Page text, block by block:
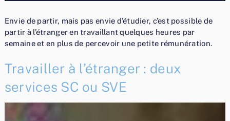
Envie de partir, mais pas envie d’étudier, c’est possible de
partir à l’étranger en travaillant quelques heures par
semaine et en plus de percevoir une petite rémunération.
Travailler à l’étranger : deux
services SC ou SVE